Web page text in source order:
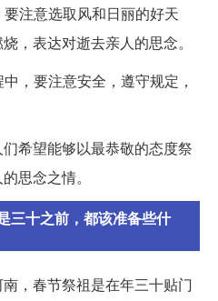
注意选取风和日丽的好天
，表达对逝去亲人的思念。
，要注意安全，遵守规定，
希望能够以最恭敬的态度祭
思念之情。
三十之前，都该准备些什
，春节祭祖是在年三十贴门